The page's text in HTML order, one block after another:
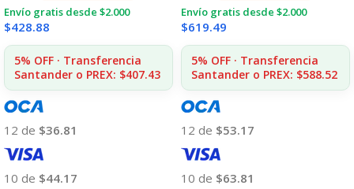
Envío gratis desde $2.000
$428.88
5% OFF · Transferencia
Santander o PREX: $407.43
12 de $36.81
10 de $44.17
Envío gratis desde $2.000
$619.49
5% OFF · Transferencia
Santander o PREX: $588.52
12 de $53.17
10 de $63.81